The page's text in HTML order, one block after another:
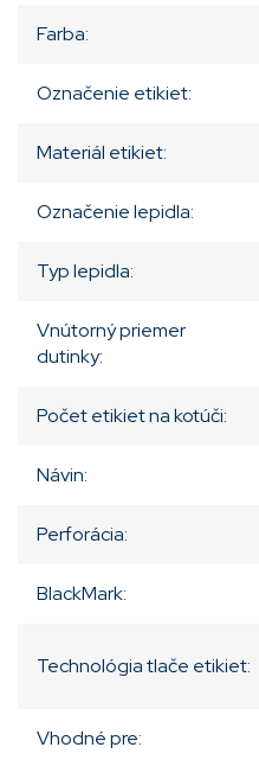
Farba:
Označenie etikiet:
Materiál etikiet:
Označenie lepidla:
Typ lepidla:
Vnútorný priemer
dutinky:
Počet etikiet na kotúči:
Návin:
Perforácia:
BlackMark:
Technológia tlače etikiet:
Vhodné pre: